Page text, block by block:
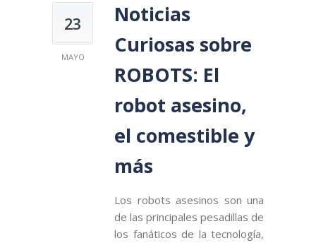
23
MAYO
Noticias
Curiosas sobre
ROBOTS: El
robot asesino,
el comestible y
más
Los robots asesinos son una
de las principales pesadillas de
los fanáticos de la tecnología,